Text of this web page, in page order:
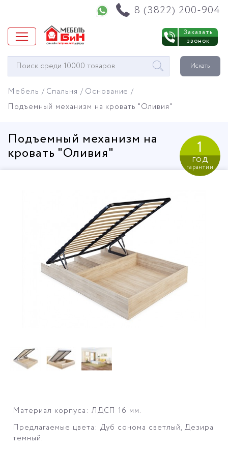
8 (3822) 200-904
Заказать
звонок
Окно
поиска
Искать
Мебель Спальня
Основание
Подъемный механизм на кровать "Оливия"
Подъемный механизм на
кровать "Оливия"
1
год
гарантии
Материал корпуса: ЛДСП 16 мм.
Предлагаемые цвета: Дуб сонома светлый, Дезира
темный.